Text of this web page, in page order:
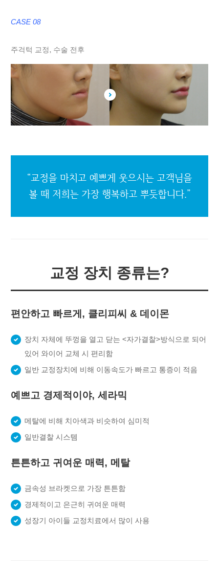
CASE 08
주걱턱 교정, 수술 전후
“교정을 마치고 예쁘게 웃으시는 고객님을
볼 때 저희는 가장 행복하고 뿌듯합니다.”
교정 장치 종류는?
편안하고 빠르게, 클리피씨 & 데이몬
장치 자체에 뚜껑을 열고 닫는 <자가결찰>방식으로 되어
있어 와이어 교체 시 편리함
일반 교정장치에 비해 이동속도가 빠르고 통증이 적음
예쁘고 경제적이야, 세라믹
메탈에 비해 치아색과 비슷하여 심미적
일반결찰 시스템
튼튼하고 귀여운 매력, 메탈
금속성 브라켓으로 가장 튼튼함
경제적이고 은근히 귀여운 매력
성장기 아이들 교정치료에서 많이 사용